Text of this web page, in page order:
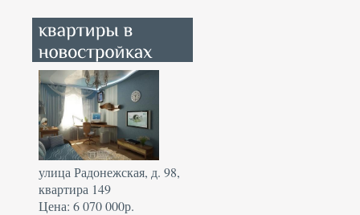
улица Радонежская, д. 98,
квартира 149
Цена: 6 070 000р.